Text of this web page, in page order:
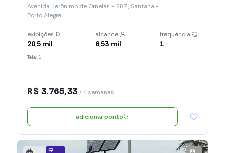
Avenida Jerônimo de Ornelas - 287 , Santana -
Porto Alegre
exibições
20,5 mil
alcance
6,53 mil
frequência
1
Tela: 1
R$ 3.765,33 / 4 semanas
adicionar ponto